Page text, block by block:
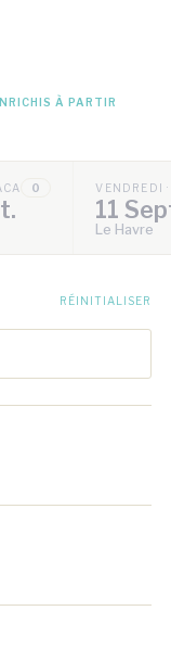
À PARTIR
0 VENDREDI
11
Le Havre
RÉINITIALISER